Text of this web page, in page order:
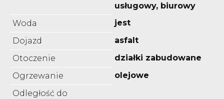
usługowy, biurowy
Woda
jest
Dojazd
asfalt
Otoczenie
działki zabudowane
Ogrzewanie
olejowe
Odległość do